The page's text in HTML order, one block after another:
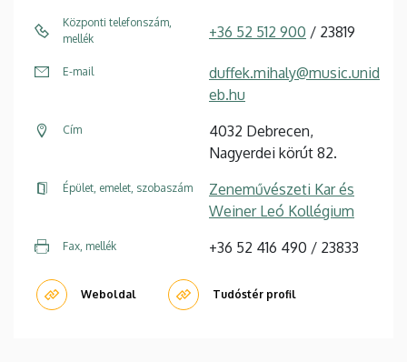
Központi telefonszám,
mellék
+36 52 512 900 / 23819
E-mail
duffek.mihaly@music.unid
eb.hu
Cím
4032 Debrecen,
Nagyerdei körút 82.
Épület, emelet, szobaszám
Zeneművészeti Kar és
Weiner Leó Kollégium
Fax, mellék +36 52 416 490 / 23833
Weboldal Tudóstér profil